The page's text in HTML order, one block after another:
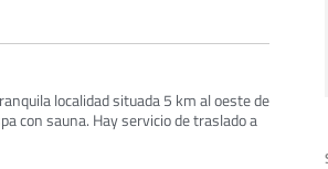
localidad situada 5 km al oeste de
con sauna. Hay servicio de traslado a